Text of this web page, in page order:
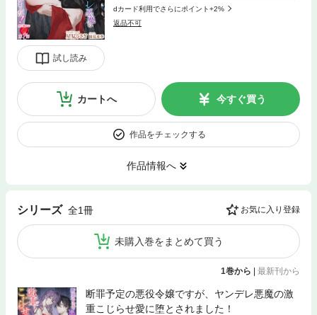
試し読み
dカード利用でさらにポイント+2%
返品不可
カートへ 今すぐ買う
作品をチェックする
作品情報へ
シリーズ 全1冊 お気に入り登録
未購入巻をまとめて買う
1巻から | 最新刊から
断罪予定の悪役令嬢ですが、ヤンデレ悪魔の激
重こじらせ愛に堕とされました！